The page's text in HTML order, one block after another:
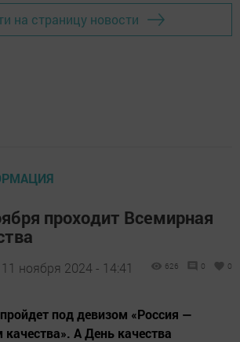
на страницу новости
проходит Всемирная
11 ноября 2024 - 14:41 626 0 0
под девизом «Россия —
А День качества